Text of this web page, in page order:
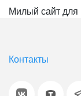
Милый сайт
Контакты